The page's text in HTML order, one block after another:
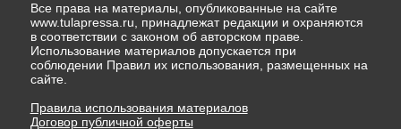
Все права на материалы, опубликованные на сайте
www.tulapressa.ru, принадлежат редакции и охраняются
в соответствии с законом об авторском праве.
Использование материалов допускается при
соблюдении Правил их использования, размещенных на
сайте.
Правила использования материалов
Договор публичной оферты